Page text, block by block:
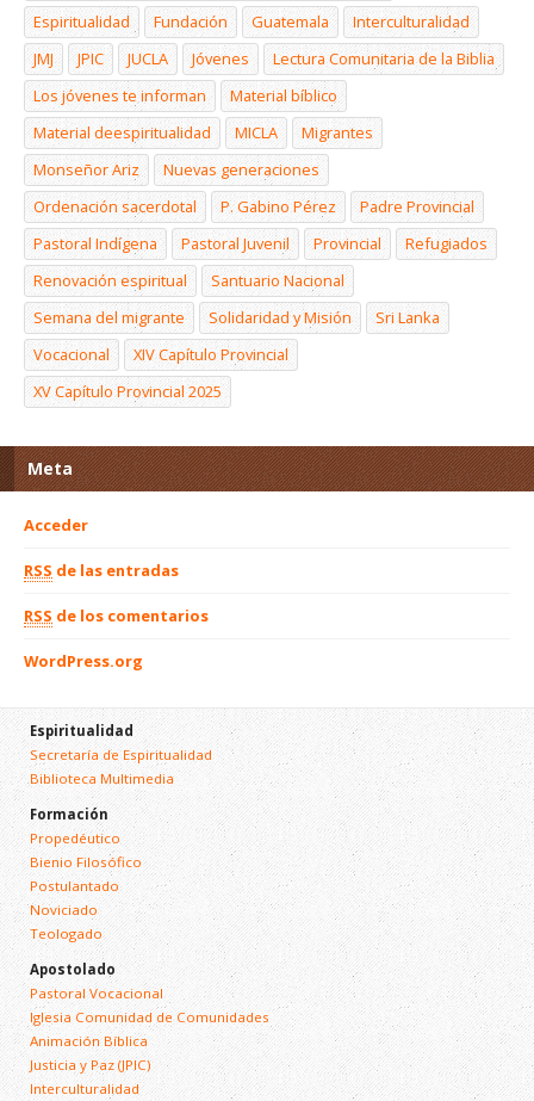
Espiritualidad
Fundación Guatemala
Interculturalidad
JMJ
JPIC JUCLA Jóvenes
Lectura Comunitaria de la Biblia
Los jóvenes te informan
Material bíblico
Material deespiritualidad
MICLA
Migrantes
Monseñor Ariz
Nuevas generaciones
Ordenación sacerdotal
P. Gabino Pérez
Padre Provincial
Pastoral Indígena
Pastoral Juvenil Provincial
Refugiados
Renovación espiritual
Santuario Nacional
Semana del migrante
Solidaridad y Misión
Sri Lanka
Vocacional
XIV Capítulo Provincial
XV Capítulo Provincial 2025
Meta
Acceder
RSS de las entradas
RSS de los comentarios
WordPress.org
Espiritualidad
Secretaría de Espiritualidad
Biblioteca Multimedia
Formación
Propedéutico
Bienio Filosófico
Postulantado
Noviciado
Teologado
Apostolado
Pastoral Vocacional
Iglesia Comunidad de Comunidades
Animación Bíblica
Justicia y Paz (JPIC)
Interculturalidad